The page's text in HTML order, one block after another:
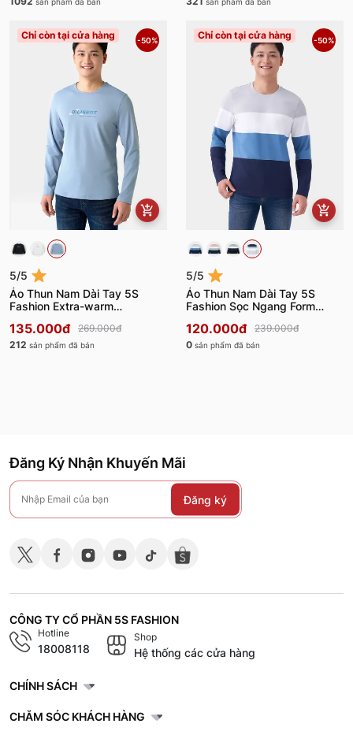
Chỉ còn tại cửa hàng -50%
5/5
Áo Thun Nam Dài Tay 5S
Fashion Extra-warm
135.000đ
269.000đ
212 sản phẩm đã bán
Chỉ còn tại cửa hàng -50%
5/5
Áo Thun Nam Dài Tay 5S
Fashion Sọc Ngang Form
120.000đ
239.000đ
0 sản phẩm đã bán
Đăng Ký Nhận Khuyến Mãi
Đăng ký
CÔNG TY CỔ PHẦN 5S FASHION
Hotline
18008118
Shop
Hệ thống các cửa hàng
CHÍNH SÁCH
CHĂM SÓC KHÁCH HÀNG